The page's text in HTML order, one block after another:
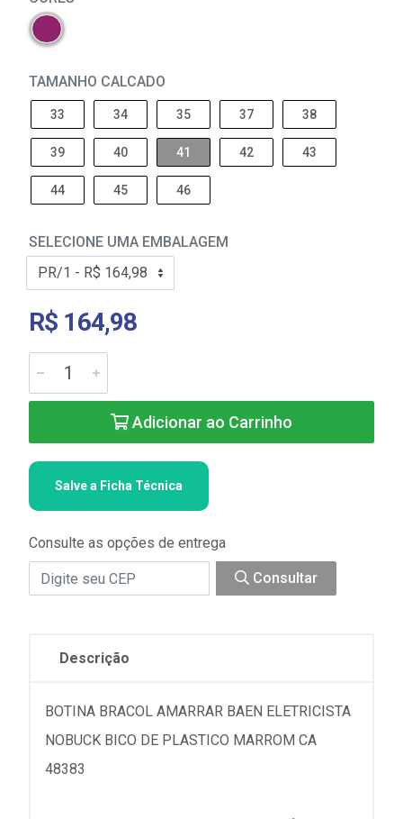
TAMANHO CALCADO
33 34 35 37 38
39 40 41 42 43
44 45 46
SELECIONE UMA EMBALAGEM
R$ 164,98
Adicionar ao Carrinho
Salve a Ficha Técnica
Consulte as opções de entrega
Consultar
Descrição
BOTINA BRACOL AMARRAR BAEN ELETRICISTA
NOBUCK BICO DE PLASTICO MARROM CA
48383